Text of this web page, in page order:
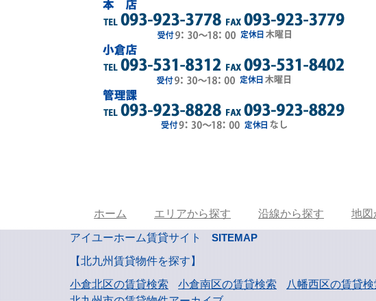
ホーム エリアから探す 沿線から探す 地図
アイユーホーム賃貸サイト
SITEMAP
【北九州賃貸物件を探す】
小倉北区の賃貸検索
小倉南区の賃貸検索 八幡西区の賃貸検